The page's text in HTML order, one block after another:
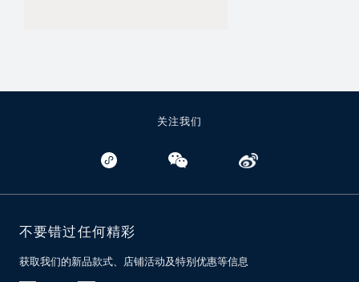
关注我们
不要错过任何精彩
获取我们的新品款式、店铺活动及特别优惠等信息